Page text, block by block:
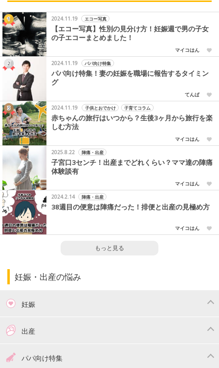
2024.11.19 エコー写真
【エコー写真】性別の見分け方！妊娠週で男の子女
の子エコーまとめました！
マイコはん
2024.11.19
パパ向け特集
パパ向け特集！妻の妊娠を職場に報告するタイミン
グ
てんぱ
2024.11.19
子供とおでかけ 子育てコラム
赤ちゃんの旅行はいつから？生後3ヶ月から旅行を楽
しむ方法
マイコはん
2025.8.22
陣痛・出産
子宮口3センチ！出産までどれくらい？ママ達の陣痛
体験談有
マイコはん
2024.2.14
陣痛・出産
38週目の便意は陣痛だった！排便と出産の見極め方
マイコはん
もっと見る
妊娠・出産の悩み
妊娠
つわり
妊娠中の食事
出産
出産準備パパ向け特集